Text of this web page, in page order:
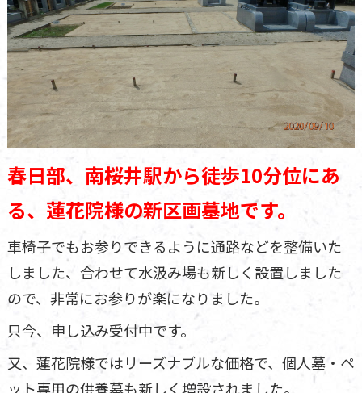
春日部、南桜井駅から徒歩10分位にあ
る、蓮花院様の新区画墓地です。
車椅子でもお参りできるように通路などを整備いた
しました、合わせて水汲み場も新しく設置しました
ので、非常にお参りが楽になりました。
只今、申し込み受付中です。
又、蓮花院様ではリーズナブルな価格で、個人墓・ペ
ット専用の供養墓も新しく増設されました。